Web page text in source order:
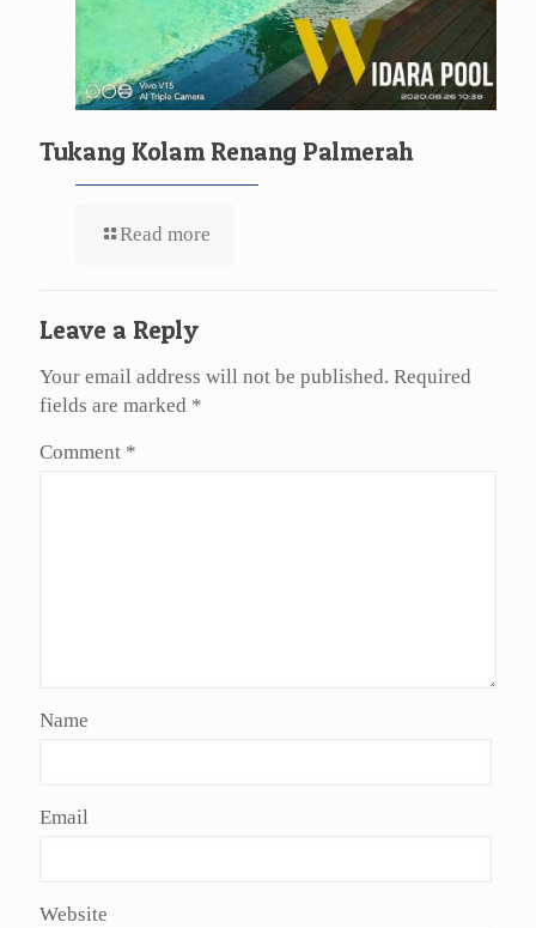
Tukang Kolam Renang Palmerah
Read more
Leave a Reply
Your email address will not be published. Required
fields are marked *
Comment *
Name
Email
Website